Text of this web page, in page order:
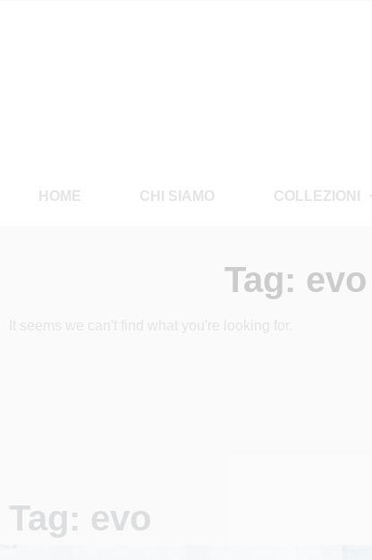
HOME CHI SIAMO COLLEZIONI
Tag: evo
Tag: evo